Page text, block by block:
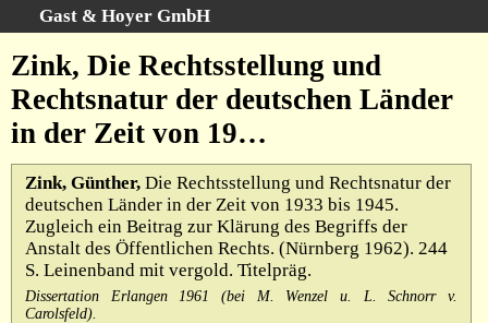
Gast & Hoyer GmbH
Startseite
Kategorien
Schlagwörter
Gesamtbestand
Warenkorb
AGB
Widerruf
Zink, Die Rechtsstellung und
Rechtsnatur der deutschen Länder
in der Zeit von 19…
Zink, Günther, Die Rechtsstellung und Rechtsnatur der
deutschen Länder in der Zeit von 1933 bis 1945.
Zugleich ein Beitrag zur Klärung des Begriffs der
Anstalt des Öffentlichen Rechts. (Nürnberg 1962). 244
S. Leinenband mit vergold. Titelpräg.
Dissertation Erlangen 1961 (bei M. Wenzel u. L. Schnorr v.
Carolsfeld).